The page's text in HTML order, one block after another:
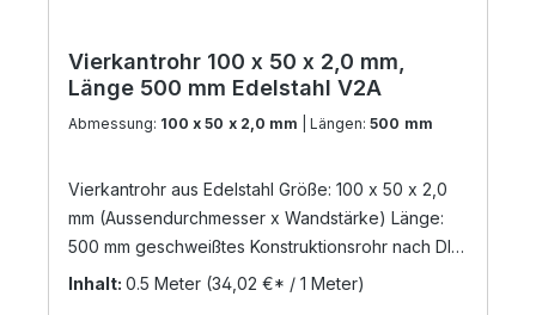
Vierkantrohr 100 x 50 x 2,0 mm,
Länge 500 mm Edelstahl V2A
Abmessung: 100 x 50 x 2,0 mm | Längen: 500 mm
Vierkantrohr aus Edelstahl Größe: 100 x 50 x 2,0
mm (Aussendurchmesser x Wandstärke) Länge:
500 mm geschweißtes Konstruktionsrohr nach DIN
17455 / EN ISO 1127 Material: Edelstahl V2A,
Inhalt: 0.5 Meter (34,02 €* / 1 Meter)